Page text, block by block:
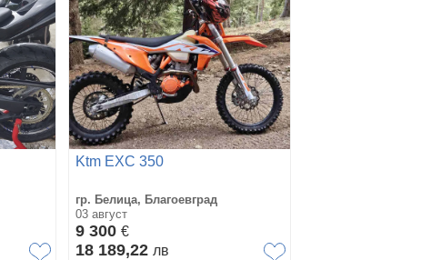
Ktm EXC 350
гр. Белица, Благоевград
03 август
9 300 €
18 189,22 лв